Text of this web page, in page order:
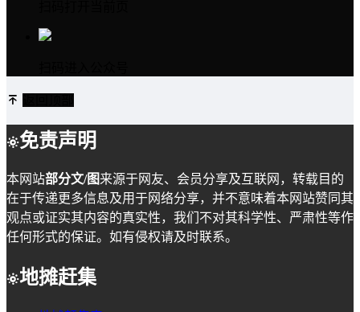
免责声明
本网站部分文/图来源于网友、会员分享及互联网，转载目的
在于传递更多信息及用于网络分享，并不意味着本网站赞同其
观点或证实其内容的真实性，我们不对其科学性、严肃性等作
任何形式的保证。如有侵权请及时联系。
地摊赶集